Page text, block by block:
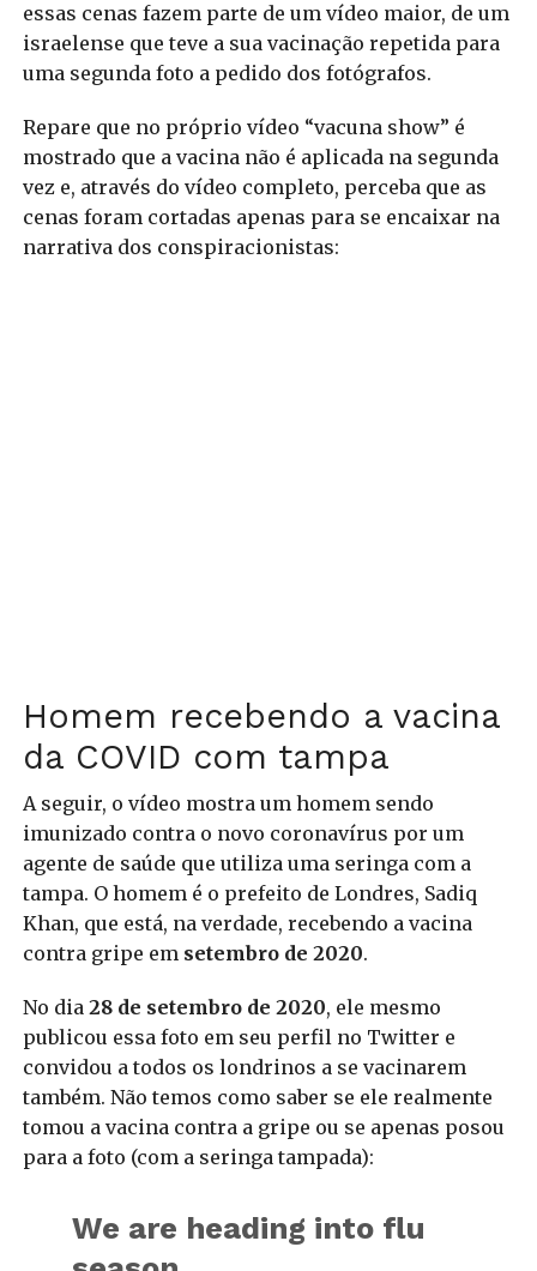
essas cenas fazem parte de um vídeo maior, de um
israelense que teve a sua vacinação repetida para
uma segunda foto a pedido dos fotógrafos.
Repare que no próprio vídeo “vacuna show” é
mostrado que a vacina não é aplicada na segunda
vez e, através do vídeo completo, perceba que as
cenas foram cortadas apenas para se encaixar na
narrativa dos conspiracionistas:
Homem recebendo a vacina
da COVID com tampa
A seguir, o vídeo mostra um homem sendo
imunizado contra o novo coronavírus por um
agente de saúde que utiliza uma seringa com a
tampa. O homem é o prefeito de Londres, Sadiq
Khan, que está, na verdade, recebendo a vacina
contra gripe em setembro de 2020.
No dia 28 de setembro de 2020, ele mesmo
publicou essa foto em seu perfil no Twitter e
convidou a todos os londrinos a se vacinarem
também. Não temos como saber se ele realmente
tomou a vacina contra a gripe ou se apenas posou
para a foto (com a seringa tampada):
We are heading into flu